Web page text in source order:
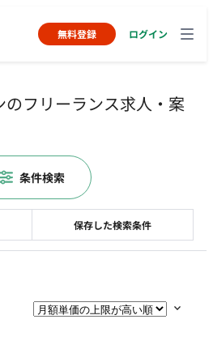
無料登録 ログイン
のフリーランス求人・案
保存した検索条件
条件検索